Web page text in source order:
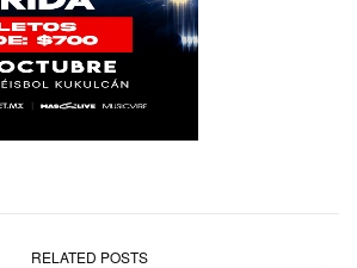
RELATED POSTS